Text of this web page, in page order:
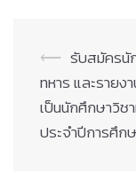
Post
⟵ รับสมัครนั
ทหาร และรายง
เป็นนักศึกษาวิช
ประจำปีการศึก